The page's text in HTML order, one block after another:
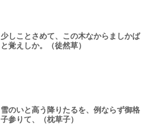
少しことさめて、この木なからましかば
と覚えしか。（徒然草）
雪のいと高う降りたるを、例ならず御格
子参りて、（枕草子）